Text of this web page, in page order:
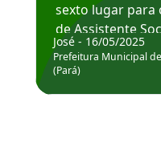
sexto lugar para
de Assistente
Hoje estou
Prefeitura de
José - 16/05/2025
Prefeitura Municipal
(Pará)